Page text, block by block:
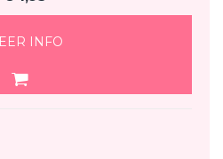
INFO